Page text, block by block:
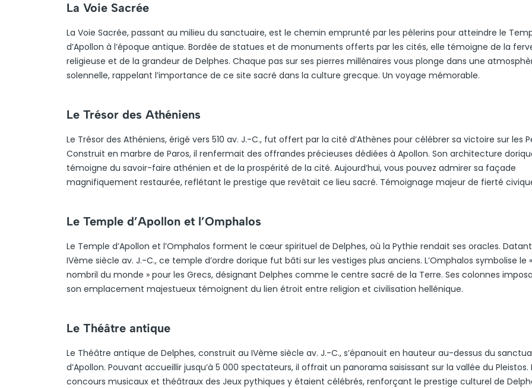
La Voie Sacrée
La Voie Sacrée, passant au milieu du sanctuaire, est le chemin emprunté par les pèlerins pour atteindre le
d’Apollon à l’époque antique. Bordée de statues et de monuments offerts par les cités, elle témoigne de la
religieuse et de la grandeur de Delphes. Chaque pas sur ses pierres millénaires vous plonge dans une
solennelle, rappelant l’importance de ce site sacré dans la culture grecque. Un voyage mémorable.
Le Trésor des Athéniens
Le Trésor des Athéniens, érigé vers 510 av. J.-C., fut offert par la cité d’Athènes pour célébrer sa victoire sur les
Construit en marbre de Paros, il renfermait des offrandes précieuses dédiées à Apollon. Son architecture
témoigne du savoir-faire athénien et de la prospérité de la cité. Aujourd’hui, vous pouvez admirer sa façade
magnifiquement restaurée, reflétant le prestige que revêtait ce lieu sacré. Témoignage majeur de fierté
Le Temple d’Apollon et l’Omphalos
Le Temple d’Apollon et l’Omphalos forment le cœur spirituel de Delphes, où la Pythie rendait ses oracles.
IVème siècle av. J.-C., ce temple d’ordre dorique fut bâti sur les vestiges plus anciens. L’Omphalos symbolise le «
nombril du monde » pour les Grecs, désignant Delphes comme le centre sacré de la Terre. Ses colonnes
son emplacement majestueux témoignent du lien étroit entre religion et civilisation hellénique.
Le Théâtre antique
Le Théâtre antique de Delphes, construit au IVème siècle av. J.-C., s’épanouit en hauteur au-dessus du
d’Apollon. Pouvant accueillir jusqu’à 5 000 spectateurs, il offrait un panorama saisissant sur la vallée du Pleistos.
concours musicaux et théâtraux des Jeux pythiques y étaient célébrés, renforçant le prestige culturel de